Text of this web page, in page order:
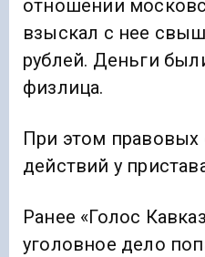
отношении
взыскал с нее
рублей. Деньги
физлица.
При этом правовых
действий у
Ранее «Голос
уголовное дело